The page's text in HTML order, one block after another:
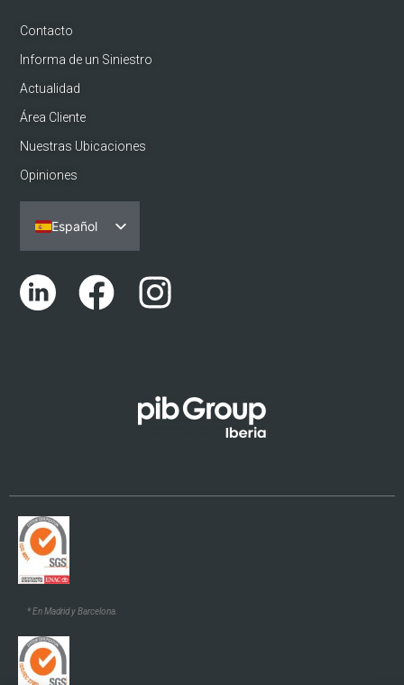
Contacto
Informa de un Siniestro
Actualidad
Área Cliente
Nuestras Ubicaciones
Opiniones
Español
Português
English (UK)
* En Madrid y Barcelona.